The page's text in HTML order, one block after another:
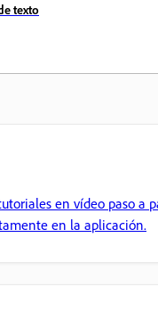
texto
en vídeo paso a
en la aplicación.